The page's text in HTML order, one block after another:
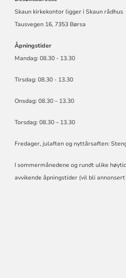
Skaun kirkekontor ligger i Skaun rådhus
Tausvegen 16, 7353 Børsa
Åpningstider
Mandag: 08.30 - 13.30
Tirsdag: 08.30 - 13.30
Onsdag: 08.30 – 13.30
Torsdag: 08.30 – 13.30
Fredager, julaften og nyttårsaften:
I sommermånedene og rundt ulike
avvikende åpningstider (vil bli